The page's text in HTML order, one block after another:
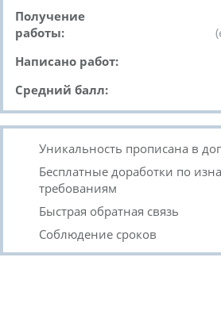
Получение
работы:
Написано работ:
Средний балл:
Уникальность прописана в
Бесплатные доработки по
требованиям
Быстрая обратная связь
Соблюдение сроков